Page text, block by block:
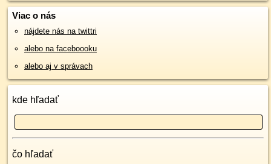
Viac o nás
nájdete nás na twittri
alebo na faceboooku
alebo aj v správach
kde hľadať
čo hľadať